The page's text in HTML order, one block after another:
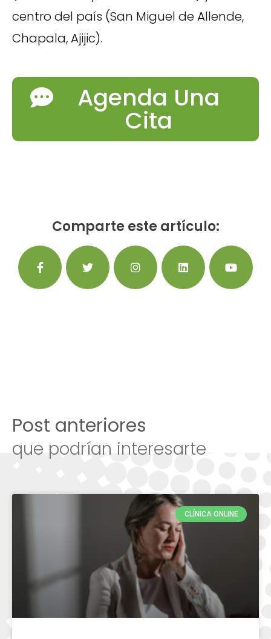
centro del país (San Miguel de Allende,
Chapala, Ajijic).
Agenda Una
Cita
Comparte este artículo:
Post anteriores
que podrían interesarte
CLÍNICA ONLINE